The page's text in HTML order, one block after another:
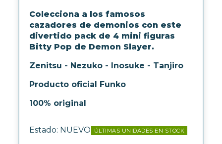
FUNKO POP DRAGON BALL
FUNKO POP EL SEÑOR DE LOS
ANILLOS
FUNKO POP HARRY POTTER
FUNKO POP MÚSICA
FUNKO POP ONE PIECE
FUNKO POP STRANGER
THINGS
Colecciona a los famosos
cazadores de demonios con este
divertido pack de 4 mini figuras
Bitty Pop de Demon Slayer.
Zenitsu - Nezuko - Inosuke - Tanjiro
Producto oficial Funko
100% original
Estado: NUEVO ÚLTIMAS UNIDADES EN STOCK